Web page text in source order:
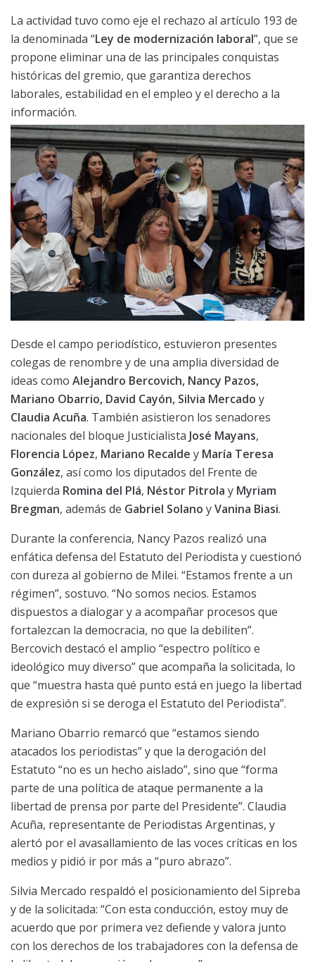
La actividad tuvo como eje el rechazo al artículo 193 de
la denominada “Ley de modernización laboral”, que se
propone eliminar una de las principales conquistas
históricas del gremio, que garantiza derechos
laborales, estabilidad en el empleo y el derecho a la
información.
Desde el campo periodístico, estuvieron presentes
colegas de renombre y de una amplia diversidad de
ideas como Alejandro Bercovich, Nancy Pazos,
Mariano Obarrio, David Cayón, Silvia Mercado y
Claudia Acuña. También asistieron los senadores
nacionales del bloque Justicialista José Mayans,
Florencia López, Mariano Recalde y María Teresa
González, así como los diputados del Frente de
Izquierda Romina del Plá, Néstor Pitrola y Myriam
Bregman, además de Gabriel Solano yVanina Biasi.
Durante la conferencia, Nancy Pazos realizó una
enfática defensa del Estatuto del Periodista y cuestionó
con dureza al gobierno de Milei. “Estamos frente a un
régimen”, sostuvo. “No somos necios. Estamos
dispuestos a dialogar y a acompañar procesos que
fortalezcan la democracia, no que la debiliten”.
Bercovich destacó el amplio “espectro político e
ideológico muy diverso” que acompaña la solicitada, lo
que “muestra hasta qué punto está en juego la libertad
de expresión si se deroga el Estatuto del Periodista”.
Mariano Obarrio remarcó que “estamos siendo
atacados los periodistas” y que la derogación del
Estatuto “no es un hecho aislado”, sino que “forma
parte de una política de ataque permanente a la
libertad de prensa por parte del Presidente”. Claudia
Acuña, representante de Periodistas Argentinas, y
alertó por el avasallamiento de las voces críticas en los
medios y pidió ir por más a “puro abrazo”.
Silvia Mercado respaldó el posicionamiento del Sipreba
y de la solicitada: “Con esta conducción, estoy muy de
acuerdo que por primera vez defiende y valora junto
con los derechos de los trabajadores con la defensa de